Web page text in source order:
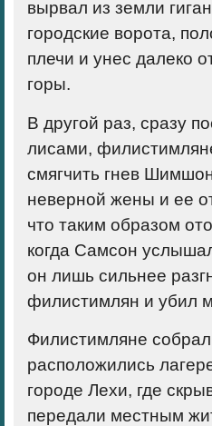
вырвал из земли
городские ворота,
плечи и унес далеко
горы.
В другой раз, сразу
лисами,
смягчить гнев
неверной жены и ее
что таким образом
когда Самсон
он лишь сильнее
филистимлян и убил
Филистимляне
расположились
городе Лехи, где
передали местным